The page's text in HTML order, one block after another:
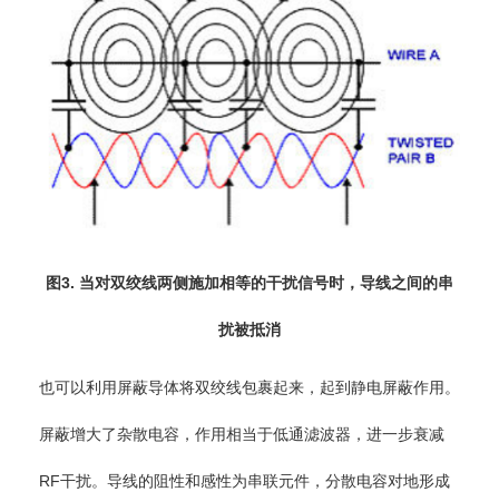
图3. 当对双绞线两侧施加相等的干扰信号时，导线之间的串
扰被抵消
也可以利用屏蔽导体将双绞线包裹起来，起到静电屏蔽作用。
屏蔽增大了杂散电容，作用相当于低通滤波器，进一步衰减
RF干扰。导线的阻性和感性为串联元件，分散电容对地形成